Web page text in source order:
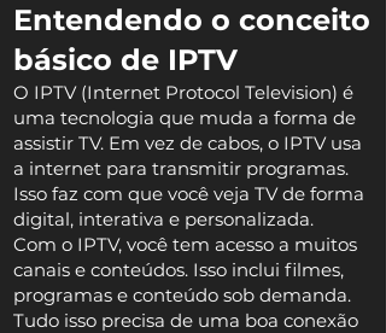
Entendendo o conceito
básico de IPTV
O IPTV (Internet Protocol Television) é
uma tecnologia que muda a forma de
assistir TV. Em vez de cabos, o IPTV usa
a internet para transmitir programas.
Isso faz com que você veja TV de forma
digital, interativa e personalizada.
Com o IPTV, você tem acesso a muitos
canais e conteúdos. Isso inclui filmes,
programas e conteúdo sob demanda.
Tudo isso precisa de uma boa conexão